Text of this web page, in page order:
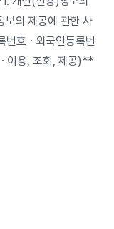
보의 제공에 관한 사
번호ㆍ외국인등록번
이용, 조회, 제공)**